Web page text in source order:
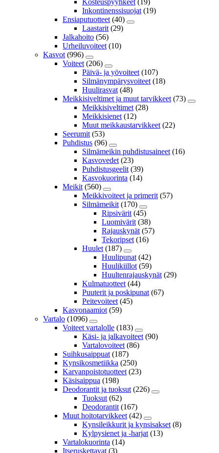
Kosteuspyyhkeet (19)
Inkontinenssisuojat (19)
Ensiaputuotteet (40)
Laastarit (29)
Jalkahoito (56)
Urheiluvoiteet (10)
Kasvot (996)
Voiteet (206)
Päivä- ja yövoiteet (107)
Silmänympärysvoiteet (18)
Huulirasvat (48)
Meikkisiveltimet ja muut tarvikkeet (73)
Meikkisiveltimet (28)
Meikkisienet (12)
Muut meikkaustarvikkeet (22)
Seerumit (53)
Puhdistus (96)
Silmämeikin puhdistusaineet (16)
Kasvovedet (23)
Puhdistusgeelit (39)
Kasvokuorinta (14)
Meikit (560)
Meikkivoiteet ja primerit (57)
Silmämeikit (170)
Ripsivärit (45)
Luomivärit (38)
Rajauskynät (57)
Tekoripset (16)
Huulet (187)
Huulipunat (42)
Huulikiillot (59)
Huultenrajauskynät (29)
Kulmatuotteet (44)
Puuterit ja poskipunat (67)
Peitevoiteet (45)
Kasvonaamiot (59)
Vartalo (1096)
Voiteet vartalolle (183)
Käsi- ja jalkavoiteet (90)
Vartalovoiteet (86)
Suihkusaippuat (187)
Kynsikosmetiikka (250)
Karvanpoistotuotteet (23)
Käsisaippua (198)
Deodorantit ja tuoksut (226)
Tuoksut (62)
Deodorantit (167)
Muut hoitotarvikkeet (42)
Kynsileikkurit ja kynsisakset (8)
Kylpysienet ja -harjat (13)
Vartalokuorinta (14)
Itseruskettavat (3)